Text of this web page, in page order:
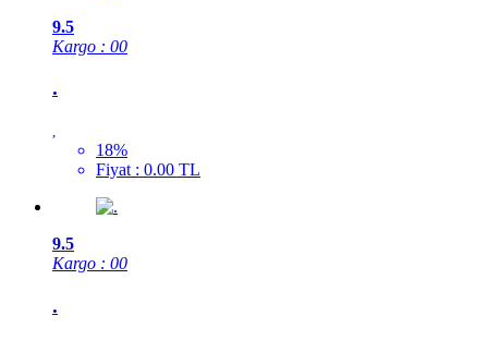
9.5
Kargo : 00
.
,
18%
Fiyat : 0.00 TL
9.5
Kargo : 00
.